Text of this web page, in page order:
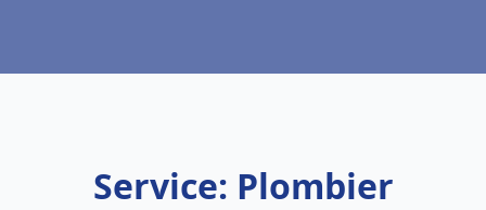
Service: Plombier